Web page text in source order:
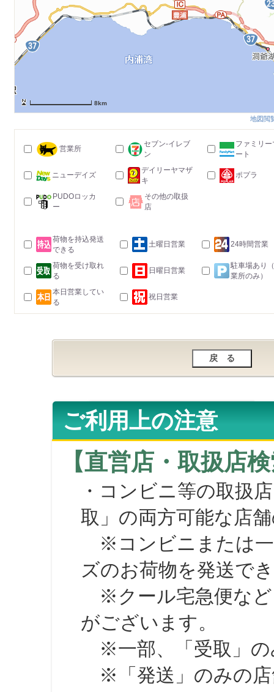
8km
地図閲
営業所
セブン-イレブ
ン
ファミリー
ート
ニューデイズ
デイリーヤマザ
キ
ポプラ
PUDOロッカ
ー
その他の取扱
店
荷物を持込発送
できる
土曜日営業 24時間営業
荷物を受け取れ
る
日曜日営業
駐車場あり
業所のみ）
本日営業してい
る
祝日営業
ご利用上の注意
【直営店・取扱店
・コンビニ等の取扱
取」の両方可能な店
※コンビニまたは一
ズのお荷物を発送で
※クール宅急便など
がございます。
※一部、「受取」の
※「発送」のみの店